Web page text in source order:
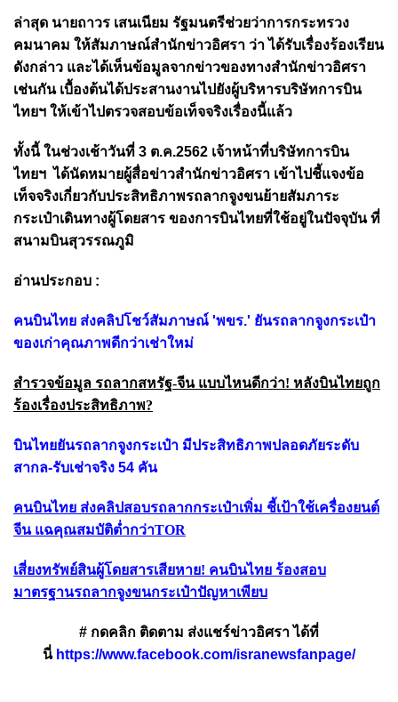
ล่าสุด นายถาวร เสนเนียม รัฐมนตรีช่วยว่าการกระทรวง
คมนาคม ให้สัมภาษณ์สำนักข่าวอิศรา ว่า ได้รับเรื่องร้องเรียน
ดังกล่าว และได้เห็นข้อมูลจากข่าวของทางสำนักข่าวอิศรา
เช่นกัน เบื้องต้นได้ประสานงานไปยังผู้บริหารบริษัทการบิน
ไทยฯ ให้เข้าไปตรวจสอบข้อเท็จจริงเรื่องนี้แล้ว
ทั้งนี้ ในช่วงเช้าวันที่ 3 ต.ค.2562 เจ้าหน้าที่บริษัทการบิน
ไทยฯ ได้นัดหมายผู้สื่อข่าวสำนักข่าวอิศรา เข้าไปชี้แจงข้อ
เท็จจริงเกี่ยวกับประสิทธิภาพรถลากจูงขนย้ายสัมภาระ
กระเป๋าเดินทางผู้โดยสาร ของการบินไทยที่ใช้อยู่ในปัจจุบัน ที่
สนามบินสุวรรณภูมิ
อ่านประกอบ :
คนบินไทย ส่งคลิปโชว์สัมภาษณ์ 'พขร.' ยันรถลากจูงกระเป๋า
ของเก่าคุณภาพดีกว่าเช่าใหม่
สำรวจข้อมูล รถลากสหรัฐ-จีน แบบไหนดีกว่า! หลังบินไทยถูก
ร้องเรื่องประสิทธิภาพ?
บินไทยยันรถลากจูงกระเป๋า มีประสิทธิภาพปลอดภัยระดับ
สากล-รับเช่าจริง 54 คัน
คนบินไทย ส่งคลิปสอบรถลากกระเป๋าเพิ่ม ชี้เป้าใช้เครื่องยนต์
จีน แฉคุณสมบัติต่ำกว่าTOR
เสี่ยงทรัพย์สินผู้โดยสารเสียหาย! คนบินไทย ร้องสอบ
มาตรฐานรถลากจูงขนกระเป๋าปัญหาเพียบ
# กดคลิก ติดตาม ส่งแชร์ข่าวอิศรา ได้ที่
นี่ https://www.facebook.com/isranewsfanpage/